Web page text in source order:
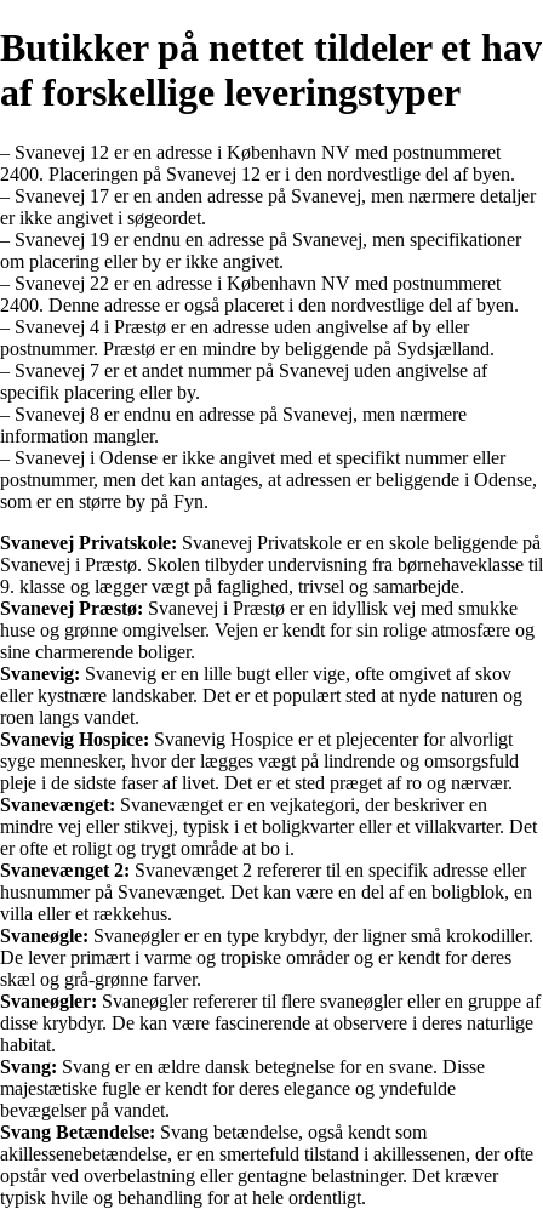
Butikker på nettet tildeler et hav
af forskellige leveringstyper
– Svanevej 12 er en adresse i København NV med postnummeret
2400. Placeringen på Svanevej 12 er i den nordvestlige del af byen.
– Svanevej 17 er en anden adresse på Svanevej, men nærmere detaljer
er ikke angivet i søgeordet.
– Svanevej 19 er endnu en adresse på Svanevej, men specifikationer
om placering eller by er ikke angivet.
– Svanevej 22 er en adresse i København NV med postnummeret
2400. Denne adresse er også placeret i den nordvestlige del af byen.
– Svanevej 4 i Præstø er en adresse uden angivelse af by eller
postnummer. Præstø er en mindre by beliggende på Sydsjælland.
– Svanevej 7 er et andet nummer på Svanevej uden angivelse af
specifik placering eller by.
– Svanevej 8 er endnu en adresse på Svanevej, men nærmere
information mangler.
– Svanevej i Odense er ikke angivet med et specifikt nummer eller
postnummer, men det kan antages, at adressen er beliggende i Odense,
som er en større by på Fyn.
Svanevej Privatskole: Svanevej Privatskole er en skole beliggende på
Svanevej i Præstø. Skolen tilbyder undervisning fra børnehaveklasse til
9. klasse og lægger vægt på faglighed, trivsel og samarbejde.
Svanevej Præstø: Svanevej i Præstø er en idyllisk vej med smukke
huse og grønne omgivelser. Vejen er kendt for sin rolige atmosfære og
sine charmerende boliger.
Svanevig: Svanevig er en lille bugt eller vige, ofte omgivet af skov
eller kystnære landskaber. Det er et populært sted at nyde naturen og
roen langs vandet.
Svanevig Hospice: Svanevig Hospice er et plejecenter for alvorligt
syge mennesker, hvor der lægges vægt på lindrende og omsorgsfuld
pleje i de sidste faser af livet. Det er et sted præget af ro og nærvær.
Svanevænget: Svanevænget er en vejkategori, der beskriver en
mindre vej eller stikvej, typisk i et boligkvarter eller et villakvarter. Det
er ofte et roligt og trygt område at bo i.
Svanevænget 2: Svanevænget 2 refererer til en specifik adresse eller
husnummer på Svanevænget. Det kan være en del af en boligblok, en
villa eller et rækkehus.
Svaneøgle: Svaneøgler er en type krybdyr, der ligner små krokodiller.
De lever primært i varme og tropiske områder og er kendt for deres
skæl og grå-grønne farver.
Svaneøgler: Svaneøgler refererer til flere svaneøgler eller en gruppe af
disse krybdyr. De kan være fascinerende at observere i deres naturlige
habitat.
Svang: Svang er en ældre dansk betegnelse for en svane. Disse
majestætiske fugle er kendt for deres elegance og yndefulde
bevægelser på vandet.
Svang Betændelse: Svang betændelse, også kendt som
akillessenebetændelse, er en smertefuld tilstand i akillessenen, der ofte
opstår ved overbelastning eller gentagne belastninger. Det kræver
typisk hvile og behandling for at hele ordentligt.